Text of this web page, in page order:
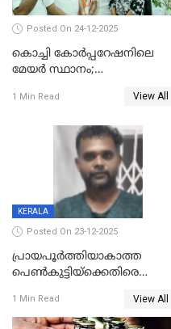
Posted On 24-12-2025
കൊച്ചി കോര്‍പ്പറേഷനിലെ
മേയര്‍ സ്ഥാനം;
രൂക്ഷം
1 Min Read View All
KERALA
Posted On 23-12-2025
പ്രായപൂർത്തിയാകാത്ത
പെൺകുട്ടിയ്ക്കെതിരെ
59 വർഷം തടവും 90,൦൦൦ രൂപ
പിഴയും ശിക്ഷ
1 Min Read View All